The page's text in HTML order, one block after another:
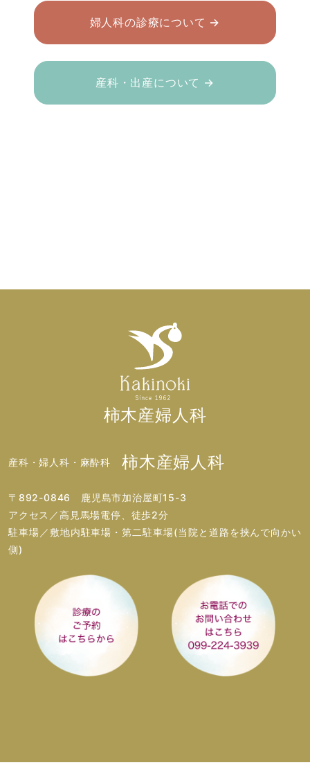
婦人科の診療について →
産科・出産について →
柿木産婦人科
産科・婦人科・麻酔科 柿木産婦人科
〒892-0846 鹿児島市加治屋町15-3
アクセス／高見馬場電停、徒歩2分
駐車場／敷地内駐車場・第二駐車場(当院と道路を挟んで向かい
側)